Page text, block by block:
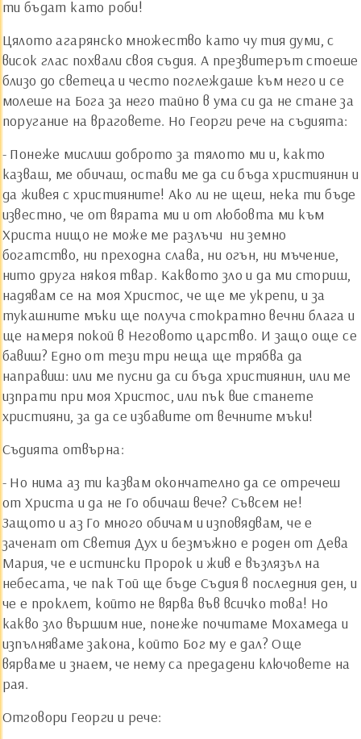
ти бъдат като роби!
Цялото агарянско множество като чу тия думи, с
висок глас похвали своя съдия. А презвитерът стоеше
близо до светеца и често поглеждаше към него и се
молеше на Бога за него тайно в ума си да не стане за
поругание на враговете. Но Георги рече на съдията:
- Понеже мислиш доброто за тялото ми и, както
казваш, ме обичаш, остави ме да си бъда християнин и
да живея с християните! Ако ли не щеш, нека ти бъде
известно, че от вярата ми и от любовта ми към
Христа нищо не може ме разлъчи ­ ни земно
богатство, ни преходна слава, ни огън, ни мъчение,
нито друга някоя твар. Каквото зло и да ми сториш,
надявам се на моя Христос, че ще ме укрепи, и за
тукашните мъки ще получа стократно вечни блага и
ще намеря покой в Неговото царство. И защо още се
бавиш? Едно от тези три неща ще трябва да
направиш: или ме пусни да си бъда християнин, или ме
изпрати при моя Христос, или пък вие станете
християни, за да се избавите от вечните мъки!
Съдията отвърна:
- Но нима аз ти казвам окончателно да се отречеш
от Христа и да не Го обичаш вече? Съвсем не!
Защото и аз Го много обичам и изповядвам, че е
заченат от Светия Дух и безмъжно е роден от Дева
Мария, че е истински Пророк и жив е възлязъл на
небесата, че пак Той ще бъде Съдия в последния ден, и
че е проклет, който не вярва във всичко това! Но
какво зло вършим ние, понеже почитаме Мохамеда и
изпълняваме закона, който Бог му е дал? Още
вярваме и знаем, че нему са предадени ключовете на
рая.
Отговори Георги и рече: